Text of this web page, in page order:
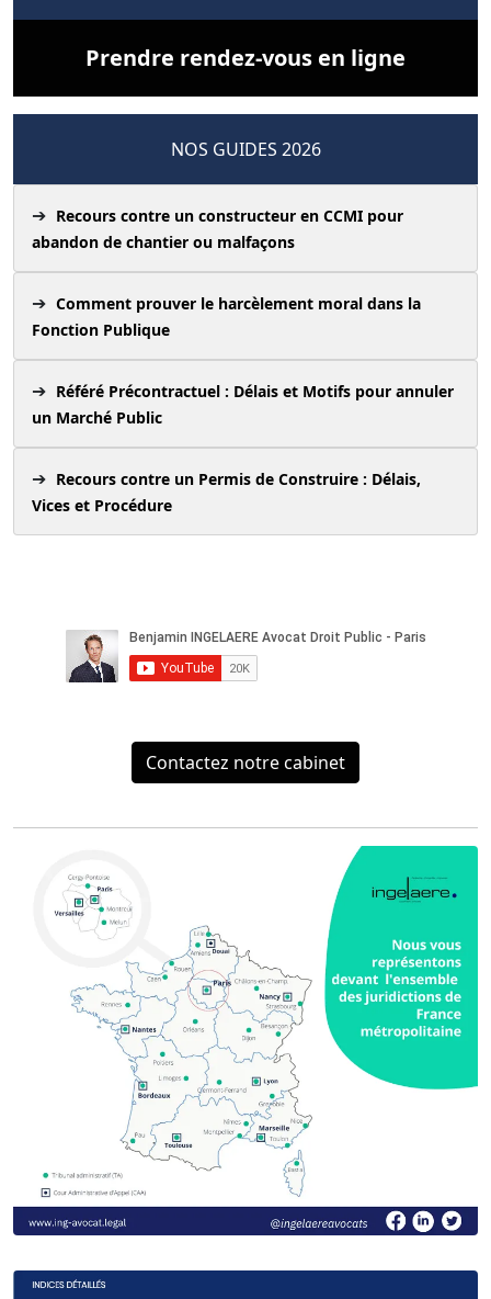
Prendre rendez-vous en ligne
NOS GUIDES 2026
Recours contre un constructeur en CCMI pour
abandon de chantier ou malfaçons
Comment prouver le harcèlement moral dans la
Fonction Publique
Référé Précontractuel : Délais et Motifs pour annuler
un Marché Public
Recours contre un Permis de Construire : Délais,
Vices et Procédure
Contactez notre cabinet